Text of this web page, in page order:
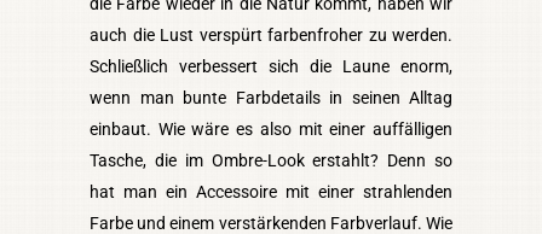
auch die Lust verspürt farbenfroher zu werden.
Schließlich verbessert sich die Laune enorm,
wenn man bunte Farbdetails in seinen Alltag
einbaut. Wie wäre es also mit einer auffälligen
Tasche, die im Ombre-Look erstahlt? Denn so
hat man ein Accessoire mit einer strahlenden
Farbe und einem verstärkenden Farbverlauf. Wie